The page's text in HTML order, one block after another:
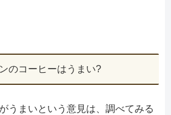
のコーヒーはうまい?
うまいという意見は、調べてみる